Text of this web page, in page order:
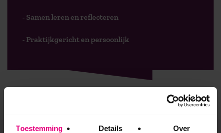
Toestemming Details Over
- Samen leren en reflecteren
- Praktijkgericht en persoonlijk